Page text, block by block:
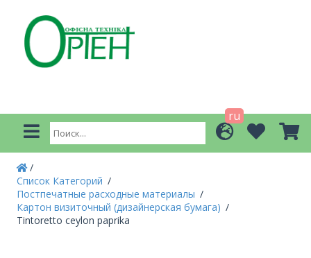
ru
Список Категорий
Постпечатные расходные материалы
Картон визиточный (дизайнерская бумага)
Tintoretto ceylon paprika